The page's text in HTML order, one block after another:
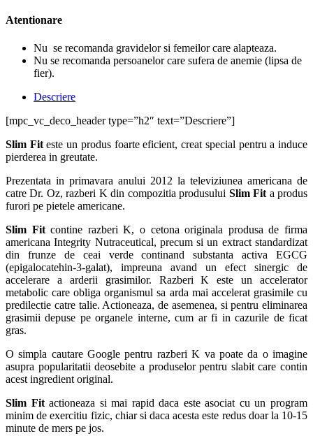
Atentionare
Nu se recomanda gravidelor si femeilor care alapteaza.
Nu se recomanda persoanelor care sufera de anemie (lipsa de
fier).
Descriere
[mpc_vc_deco_header type=”h2″ text=”Descriere”]
Slim Fiteste un produs foarte eficient, creat special pentru a induce
pierderea in greutate.
Prezentata in primavara anului 2012 la televiziunea americana de
catre Dr. Oz, razberi K din compozitia produsului Slim Fit a produs
furori pe pietele americane.
Slim Fitcontine razberi K, o cetona originala produsa de firma
americana Integrity Nutraceutical, precum si un extract standardizat
din frunze de ceai verde continand substanta activa EGCG
(epigalocatehin-3-galat), impreuna avand un efect sinergic de
accelerare a arderii grasimilor. Razberi K este un accelerator
metabolic care obliga organismul sa arda mai accelerat grasimile cu
predilectie catre talie. Actioneaza, de asemenea, si pentru eliminarea
grasimii depuse pe organele interne, cum ar fi in cazurile de ficat
gras.
O simpla cautare Google pentru razberi K va poate da o imagine
asupra popularitatii deosebite a produselor pentru slabit care contin
acest ingredient original.
Slim Fitactioneaza si mai rapid daca este asociat cu un program
minim de exercitiu fizic, chiar si daca acesta este redus doar la 10-15
minute de mers pe jos.